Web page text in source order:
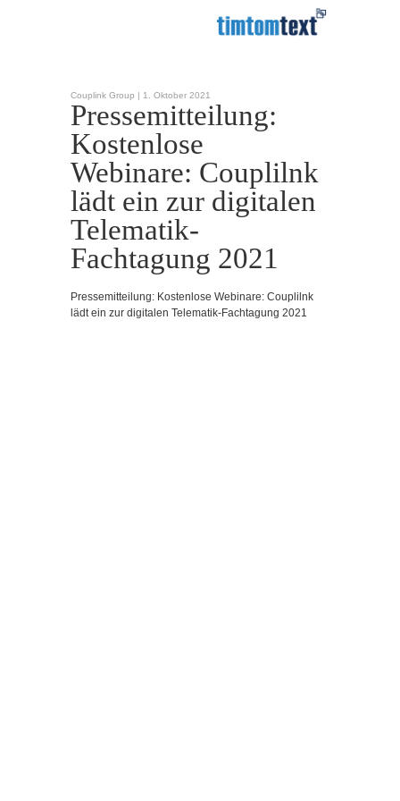
Couplink Group | 1. Oktober 2021
Pressemitteilung:
Kostenlose
Webinare: Couplilnk
lädt ein zur digitalen
Telematik-
Fachtagung 2021
Pressemitteilung: Kostenlose Webinare: Couplilnk
lädt ein zur digitalen Telematik-Fachtagung 2021